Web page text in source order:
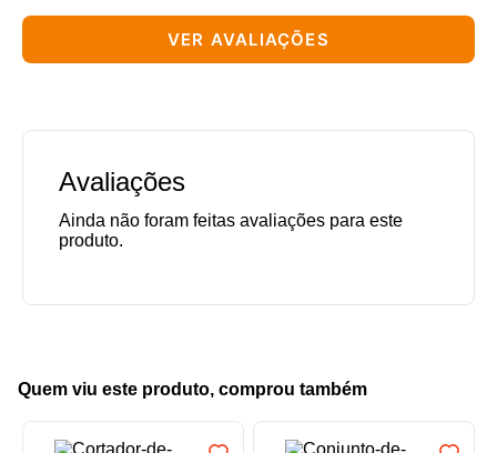
VER AVALIAÇÕES
Avaliações
Quem viu este produto, comprou também